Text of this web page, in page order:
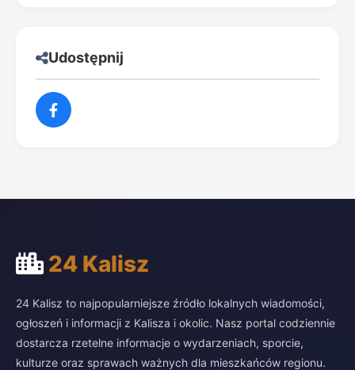
Udostępnij
24 Kalisz
24 Kalisz to najpopularniejsze źródło lokalnych wiadomości,
ogłoszeń i informacji z Kalisza i okolic. Nasz portal codziennie
dostarcza rzetelne informacje o wydarzeniach, sporcie,
kulturze oraz sprawach ważnych dla mieszkańców regionu.